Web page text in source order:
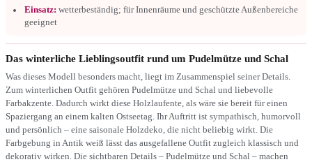
Einsatz: wetterbeständig; für Innenräume und geschützte Außenbereiche
geeignet
Das winterliche Lieblingsoutfit rund um Pudelmütze und Schal
Was dieses Modell besonders macht, liegt im Zusammenspiel seiner Details.
Zum winterlichen Outfit gehören Pudelmütze und Schal und liebevolle
Farbakzente. Dadurch wirkt diese Holzlaufente, als wäre sie bereit für einen
Spaziergang an einem kalten Ostseetag. Ihr Auftritt ist sympathisch, humorvoll
und persönlich – eine saisonale Holzdeko, die nicht beliebig wirkt. Die
Farbgebung in Antik weiß lässt das ausgefallene Outfit zugleich klassisch und
dekorativ wirken. Die sichtbaren Details – Pudelmütze und Schal – machen